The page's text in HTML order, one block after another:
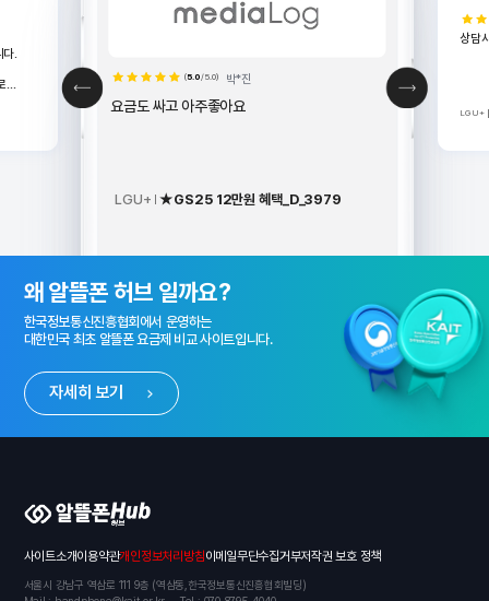
다.
(5.0/5.0) 박*진
요금도 싸고 아주좋아요
LGU+ ★GS25 12만원 혜택_D_3979
상담
LGU+
왜 알뜰폰 허브 일까요?
한국정보통신진흥협회에서 운영하는
대한민국 최초 알뜰폰 요금제 비교 사이트입니다.
자세히 보기
알뜰폰 허브
사이트소개이용약관개인정보처리방침이메일무단수집거부저작권 보호 정책
서울시 강남구 역삼로 111 9층 (역삼동,한국정보통신진흥협회빌딩)